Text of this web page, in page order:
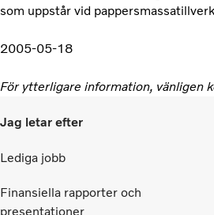
som uppstår vid
2005-05-18
För ytterligare information,
Jag letar efter
Lediga jobb
Finansiella rapporter och
presentationer